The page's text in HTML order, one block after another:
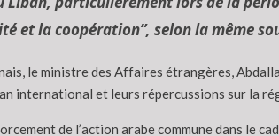
et la coopération”, selon la même
le ministre des Affaires étrangères,
international et leurs répercussions sur la
de l’action arabe commune dans le